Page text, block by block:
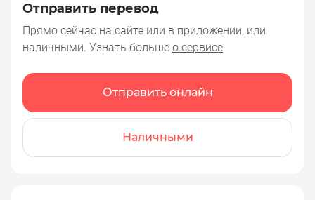
Отправить перевод
Прямо сейчас на сайте или в приложении, или
наличными. Узнать больше о сервисе.
Отправить онлайн
Наличными